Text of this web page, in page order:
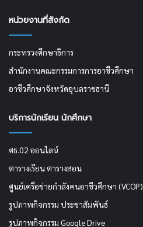
หน่วยงานที่สังกัด
กระทรวงศึกษาธิการ
สำนักงานคณะกรรมการการอาชีวศึกษา
อาชีวศึกษาจังหวัดอุบลราชธานี
บริการนักเรียน นักศึกษา
ศธ.02 ออนไลน์
ตารางเรียน ตารางสอน
ศูนย์เครือข่ายกำลังคนอาชีวศึกษา (VCOP)
รูปภาพกิจกรรม ประชาสัมพันธ์
รูปภาพกิจกรรม Google Drive